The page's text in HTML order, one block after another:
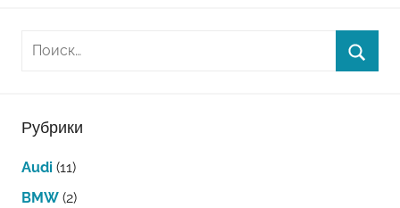
Рубрики
Audi (11)
BMW (2)